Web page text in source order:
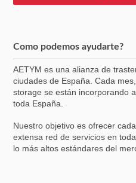
Como podemos ayudarte?
AETYM es una alianza de
ciudades de España. Cada
storage se están incorporando
toda España.
Nuestro objetivo es ofrecer
extensa red de servicios en
lo más altos estándares del